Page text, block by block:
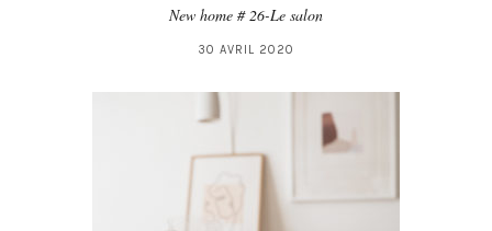
New home # 26-Le salon
30 AVRIL 2020